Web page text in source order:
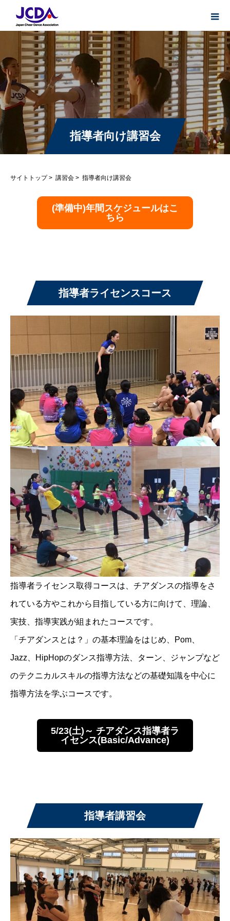
指導者向け講習会
サイトトップ> 講習会 > 指導者向け講習会
(準備中)年間スケジュールはこ
ちら
指導者ライセンスコース
指導者ライセンス取得コースは、チアダンスの指導をさ
れている方やこれから目指している方に向けて、理論、
実技、指導実践が組まれたコースです。
「チアダンスとは？」の基本理論をはじめ、Pom、
Jazz、HipHopのダンス指導方法、ターン、ジャンプなど
のテクニカルスキルの指導方法などの基礎知識を中心に
指導方法を学ぶコースです。
5/23(土)～ チアダンス指導者ラ
イセンス(Basic/Advance)
指導者講習会